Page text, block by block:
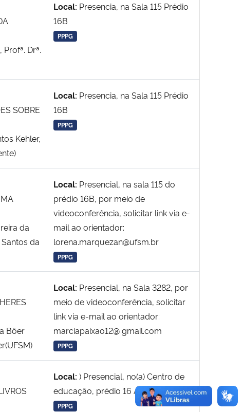
Drª.
Local: Presencia, na Sala 115 Prédio
16B
PPPG
SOBRE
Kehler,
Local: Presencia, na Sala 115 Prédio
16B
PPPG
da
Santos da
Local: Presencial, na sala 115 do
prédio 16B, por meio de
videoconferência, solicitar link via e-
mail ao orientador:
lorena.marquezan@ufsm.br
PPPG
Bôer
Local: Presencial, na Sala 3282, por
meio de videoconferência, solicitar
link via e-mail ao orientador:
marciapaixao12@ gmail.com
PPPG
Local:) Presencial, no(a) Centro de
educação, prédio 16 A, sala 115
PPPG